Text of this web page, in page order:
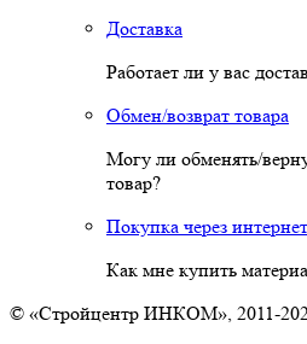
Доставка
Работает ли у вас
Обмен/возврат товара
Могу ли обменять/
товар?
Покупка через
Как мне купить
© «Стройцентр ИНКОМ», 2011-